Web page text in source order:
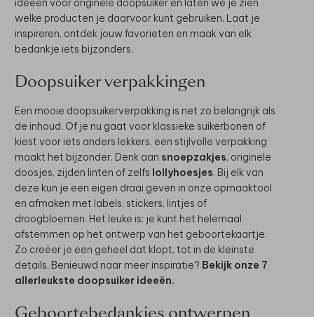
ideeën voor originele doopsuiker én laten we je zien
welke producten je daarvoor kunt gebruiken. Laat je
inspireren, ontdek jouw favorieten en maak van elk
bedankje iets bijzonders.
Doopsuiker verpakkingen
Een mooie doopsuikerverpakking is net zo belangrijk als
de inhoud. Of je nu gaat voor klassieke suikerbonen of
kiest voor iets anders lekkers, een stijlvolle verpakking
maakt het bijzonder. Denk aan snoepzakjes, originele
doosjes, zijden linten of zelfs lollyhoesjes. Bij elk van
deze kun je een eigen draai geven in onze opmaaktool
en afmaken met labels, stickers, lintjes of
droogbloemen. Het leuke is: je kunt het helemaal
afstemmen op het ontwerp van het geboortekaartje.
Zo creëer je een geheel dat klopt, tot in de kleinste
details. Benieuwd naar meer inspiratie? Bekijk onze 7
allerleukste doopsuiker ideeën.